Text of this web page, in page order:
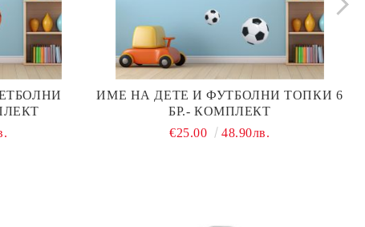
ИМЕ НА ДЕТЕ И ФУТБОЛНИ ТОПКИ 6
БР.- КОМПЛЕКТ
€25.00
48.90лв.